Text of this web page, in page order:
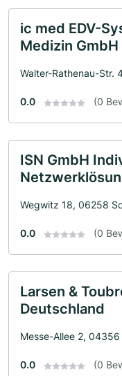
ic med EDV-
Medizin GmbH
Walter-Rathenau-Str.
0.0 (0
ISN GmbH
Wegwitz 18, 06258
0.0 (0
Larsen &
Deutschland
Messe-Allee 2,
0.0 (0